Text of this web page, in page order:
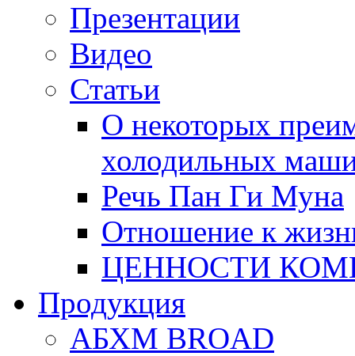
Презентации
Видео
Статьи
О некоторых
холодильных
Речь Пан Ги Муна
Отношение к
ЦЕННОСТИ
Продукция
АБХМ BROAD